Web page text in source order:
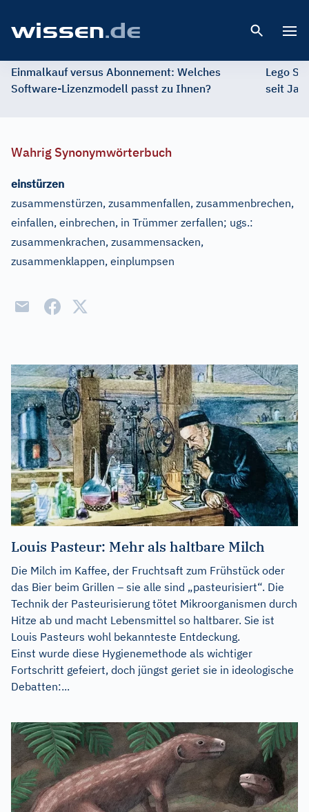
Einmalkauf versus Abonnement: Welches
Software-Lizenzmodell passt zu Ihnen?
Lego
seit
Wahrig Synonymwörterbuch
einstürzen
zusammenstürzen, zusammenfallen, zusammenbrechen,
einfallen, einbrechen, in Trümmer zerfallen; ugs.:
zusammenkrachen, zusammensacken,
zusammenklappen, einplumpsen
Louis Pasteur: Mehr als haltbare Milch
Die Milch im Kaffee, der Fruchtsaft zum Frühstück oder
das Bier beim Grillen – sie alle sind „pasteurisiert“. Die
Technik der Pasteurisierung tötet Mikroorganismen durch
Hitze ab und macht Lebensmittel so haltbarer. Sie ist
Louis Pasteurs wohl bekannteste Entdeckung.
Einst wurde diese Hygienemethode als wichtiger
Fortschritt gefeiert, doch jüngst geriet sie in ideologische
Debatten:...